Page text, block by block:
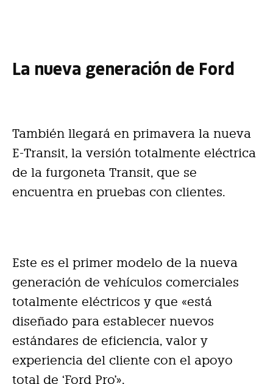
La nueva generación de Ford
También llegará en primavera la nueva
E-Transit, la versión totalmente eléctrica
de la furgoneta Transit, que se
encuentra en pruebas con clientes.
Este es el primer modelo de la nueva
generación de vehículos comerciales
totalmente eléctricos y que «está
diseñado para establecer nuevos
estándares de eficiencia, valor y
experiencia del cliente con el apoyo
total de ‘Ford Pro'».